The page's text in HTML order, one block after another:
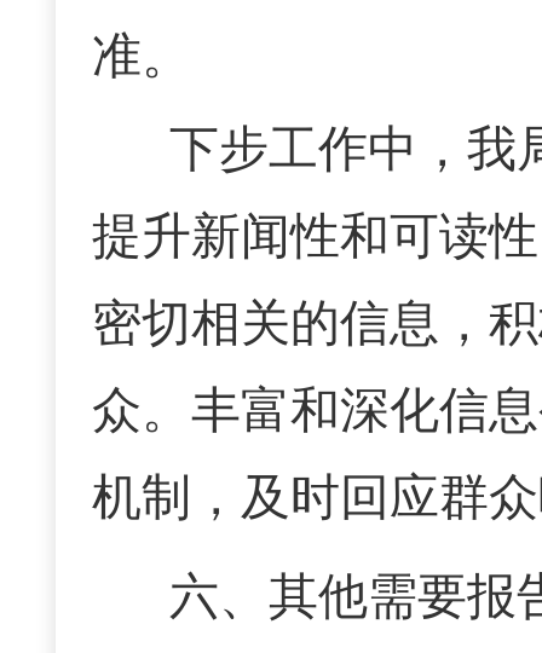
准。
下步工作中，我
提升新闻性和可读
密切相关的信息，
众。丰富和深化信
机制，及时回应群
六、其他需要报